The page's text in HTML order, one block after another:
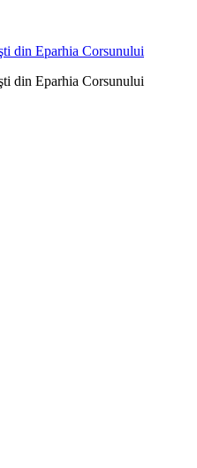
din Eparhia Corsunului
din Eparhia Corsunului